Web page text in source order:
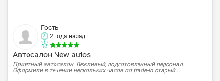
Гость
2 года назад
Автосалон New autos
Приятный автосалон. Вежливый, подготовленный персонал.
Оформили в течении нескольких часов по trade-in старый...